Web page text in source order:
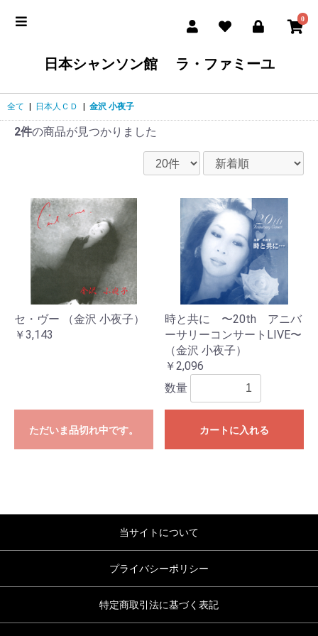
0
日本シャンソン館 ラ・ファミーユ
全て 日本人ＣＤ 金沢 小夜子
2件の商品が見つかりました
セ・ヴー （金沢 小夜子）
￥3,143
ただいま品切れ中です。
時と共に 〜20th アニバ
ーサリーコンサートLIVE〜
（金沢 小夜子）
￥2,096
数量
カートに入れる
当サイトについて
プライバシーポリシー
特定商取引法に基づく表記